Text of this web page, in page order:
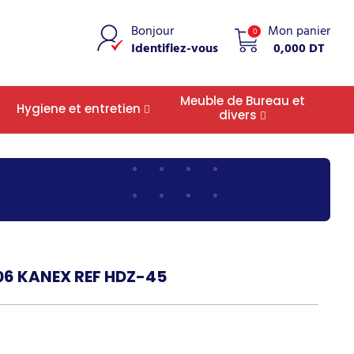
0 Mon panier
0,000 DT
Bonjour
Identifiez-vous
Hygiene et entretien
Meuble de Bureau et
divers
REF HDZ-45